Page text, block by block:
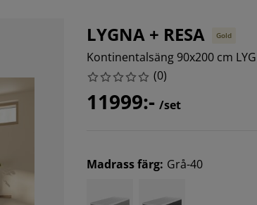
LYGNA + RESA Gold
Kontinentalsäng 90x200 cm
(0)
11999:- /set
Madrass färg: Grå-40